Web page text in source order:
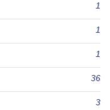
1
1
1
36
3